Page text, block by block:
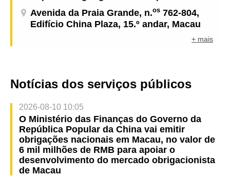
Avenida da Praia Grande, n.os 762-804,
Edifício China Plaza, 15.º andar, Macau
+ mais
Notícias dos serviços públicos
2026-08-10 10:05
O Ministério das Finanças do Governo da
República Popular da China vai emitir
obrigações nacionais em Macau, no valor de
6 mil milhões de RMB para apoiar o
desenvolvimento do mercado obrigacionista
de Macau